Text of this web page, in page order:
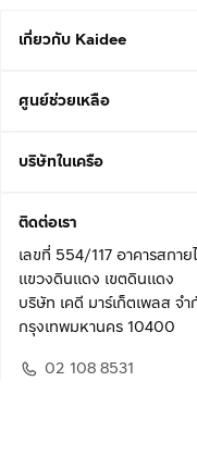
เกี่ยวกับ Kaidee
ศูนย์ช่วยเหลือ
บริษัทในเครือ
ติดต่อเรา
เลขที่ 554/117 อาคารสกา
แขวงดินแดง เขตดินแดง
บริษัท เคดี มาร์เก็ตเพลส จ
กรุงเทพมหานคร 10400
02 108 8531